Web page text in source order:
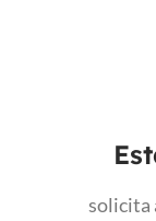
solicita